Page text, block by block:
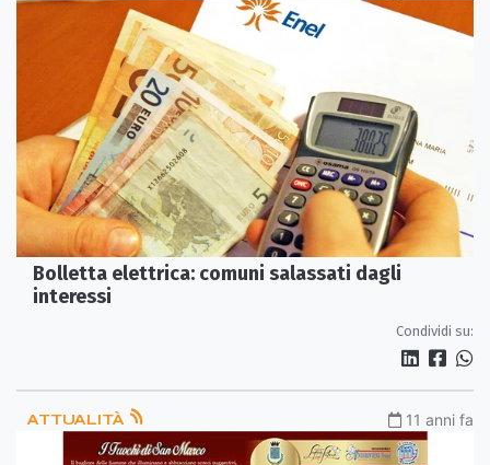
Bolletta elettrica: comuni salassati dagli
interessi
Condividi su:
ATTUALITÀ 11 anni fa